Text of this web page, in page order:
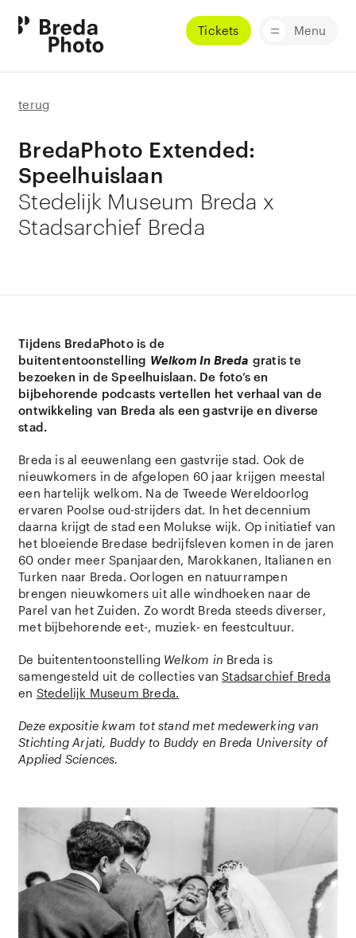
Tickets Menu
terug
BredaPhoto Extended:
Speelhuislaan
Stedelijk Museum Breda x
Stadsarchief Breda
Tijdens BredaPhoto is de
buitententoonstelling Welkom In Breda gratis te
bezoeken in de Speelhuislaan. De foto’s en
bijbehorende podcasts vertellen het verhaal van de
ontwikkeling van Breda als een gastvrije en diverse
stad.
Breda is al eeuwenlang een gastvrije stad. Ook de
nieuwkomers in de afgelopen 60 jaar krijgen meestal
een hartelijk welkom. Na de Tweede Wereldoorlog
ervaren Poolse oud-strijders dat. In het decennium
daarna krijgt de stad een Molukse wijk. Op initiatief van
het bloeiende Bredase bedrijfsleven komen in de jaren
60 onder meer Spanjaarden, Marokkanen, Italianen en
Turken naar Breda. Oorlogen en natuurrampen
brengen nieuwkomers uit alle windhoeken naar de
Parel van het Zuiden. Zo wordt Breda steeds diverser,
met bijbehorende eet-, muziek- en feestcultuur.
De buitententoonstelling Welkom in Breda is
samengesteld uit de collecties vanStadsarchief Breda
en Stedelijk Museum Breda.
Deze expositie kwam tot stand met medewerking van
Stichting Arjati, Buddy to Buddy en Breda University of
Applied Sciences.